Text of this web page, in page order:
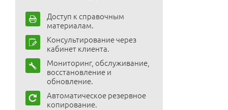
Доступ к справочным
материалам.
Консультирование через
кабинет клиента.
Мониторинг, обслуживание,
восстановление и
обновление.
Автоматическое резервное
копирование.